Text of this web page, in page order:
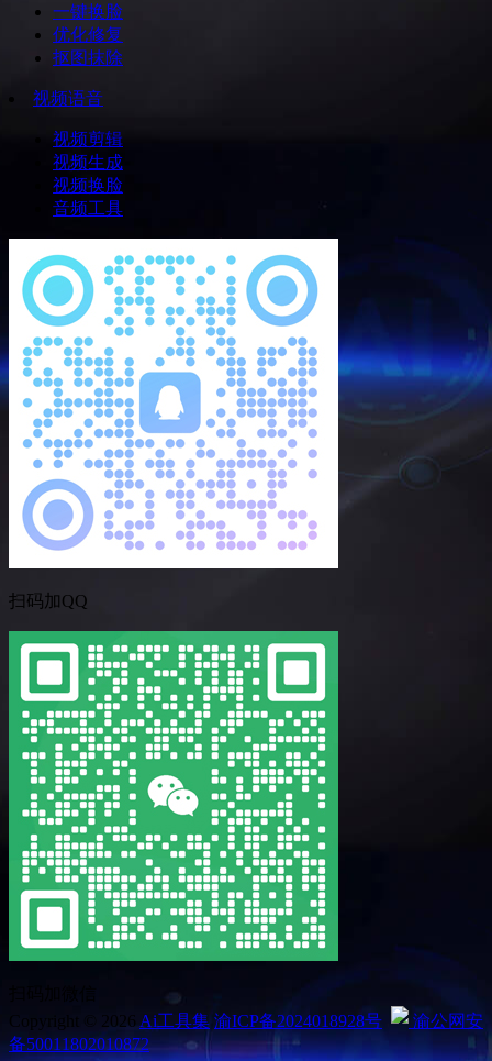
一键换脸
优化修复
抠图抹除
视频语音
视频剪辑
视频生成
视频换脸
音频工具
扫码加QQ
Copyright © 2026 Ai工具集 渝ICP备2024018928号
渝公网安
备50011802010872